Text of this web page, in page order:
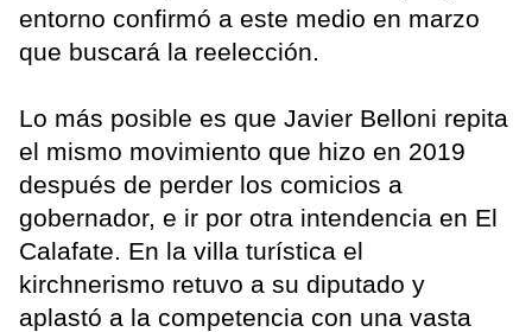
entorno confirmó a este medio en marzo
que buscará la reelección.
Lo más posible es que Javier Belloni repita
el mismo movimiento que hizo en 2019
después de perder los comicios a
gobernador, e ir por otra intendencia en El
Calafate. En la villa turística el
kirchnerismo retuvo a su diputado y
aplastó a la competencia con una vasta